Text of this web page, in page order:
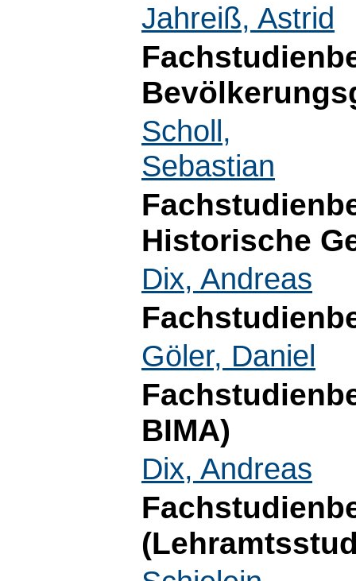
Jahreiß, Astrid
Scholl,
Sebastian
Historische
Dix, Andreas
Göler, Daniel
BIMA)
Dix, Andreas